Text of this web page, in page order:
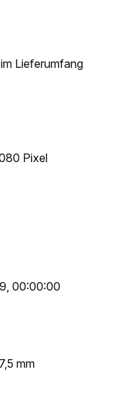
Lieferumfang
Pixel
00:00:00
mm